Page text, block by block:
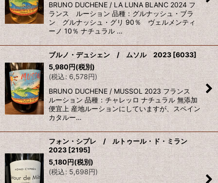
BRUNO DUCHENE / LA LUNA BLANC 2024 フ
ランス ルーション 品種：グルナッシュ・ブラ
ン グルナッシュ・グリ 90％ ヴェルメンティ
ーノ 10％ ナチュラル …
ブルノ・デュシェン / ムソル 2023 [6033]
5,980円(税別)
(税込: 6,578円)
BRUNO DUCHENE / MUSSOL 2023 フランス
ルーション 品種：チャレッロ ナチュラル 無添加
便宜上 産地ルーションにしていますが、スペイン
カタルー…
フォン・シプレ / ルトゥール・ド・ミラン
2023[2195]
5,180円(税別)
(税込: 5,698円)